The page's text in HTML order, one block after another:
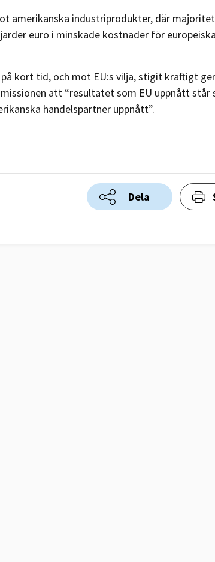
amerikanska industriprodukter, där
euro i minskade kostnader för europeiska
kort tid, och mot EU:s vilja, stigit kraftigt
att “resultatet som EU uppnått står
handelspartner uppnått”.
Dela